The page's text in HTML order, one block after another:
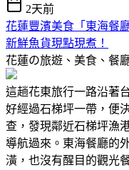
2天前
花蓮豐濱美食「東海餐
新鮮魚貨現點現煮！
花蓮の旅遊、美食、餐
這趟花東旅行一路沿著
好經過石梯坪一帶，便
查，發現鄰近石梯坪漁
導航過來。東海餐廳的
潢，也沒有醒目的觀光